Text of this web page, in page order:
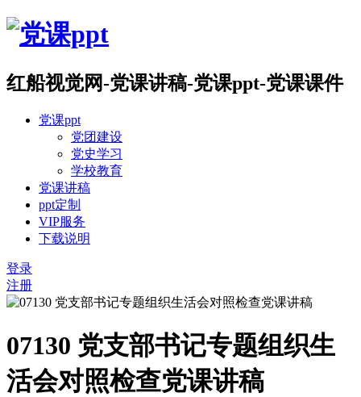
红船视觉网-党课讲稿-党课ppt-党课课件
党课ppt
党团建设
党史学习
学校教育
党课讲稿
ppt定制
VIP服务
下载说明
登录
注册
07130 党支部书记专题组织生
活会对照检查党课讲稿